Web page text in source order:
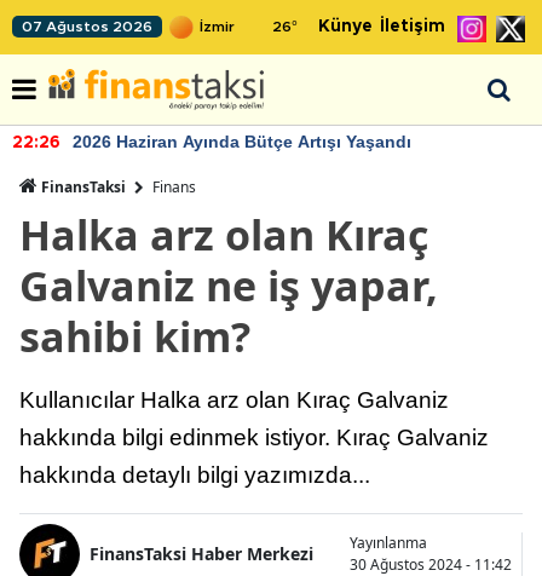
07 Ağustos 2026 26° Künye İletişim
22:26 2026 Haziran Ayında Bütçe Artışı Yaşandı
FinansTaksi Finans
Halka arz olan Kıraç
Galvaniz ne iş yapar,
sahibi kim?
Kullanıcılar Halka arz olan Kıraç Galvaniz
hakkında bilgi edinmek istiyor. Kıraç Galvaniz
hakkında detaylı bilgi yazımızda...
FinansTaksi Haber Merkezi
Yayınlanma
30 Ağustos 2024 - 11:42